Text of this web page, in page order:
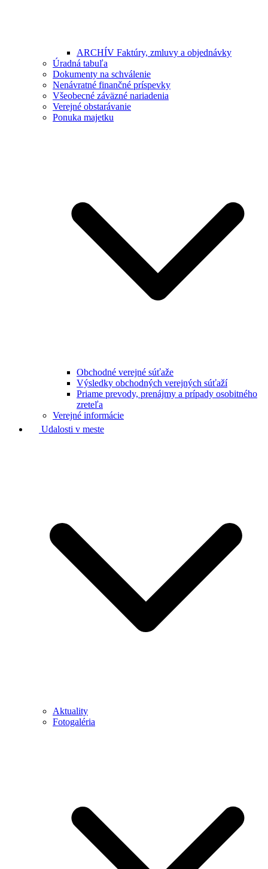
ARCHÍV Faktúry, zmluvy a objednávky
Úradná tabuľa
Dokumenty na schválenie
Nenávratné finančné príspevky
Všeobecné záväzné nariadenia
Verejné obstarávanie
Ponuka majetku
Obchodné verejné súťaže
Výsledky obchodných verejných súťaží
Priame prevody, prenájmy a prípady osobitného
zreteľa
Verejné informácie
Udalosti v meste
Aktuality
Fotogaléria